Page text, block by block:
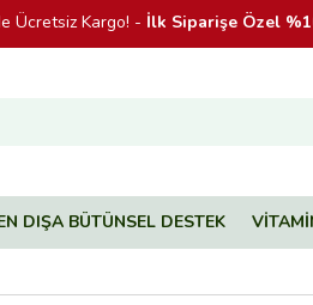
Ücretsiz Kargo! - İlk Siparişe Özel
DIŞA BÜTÜNSEL DESTEK